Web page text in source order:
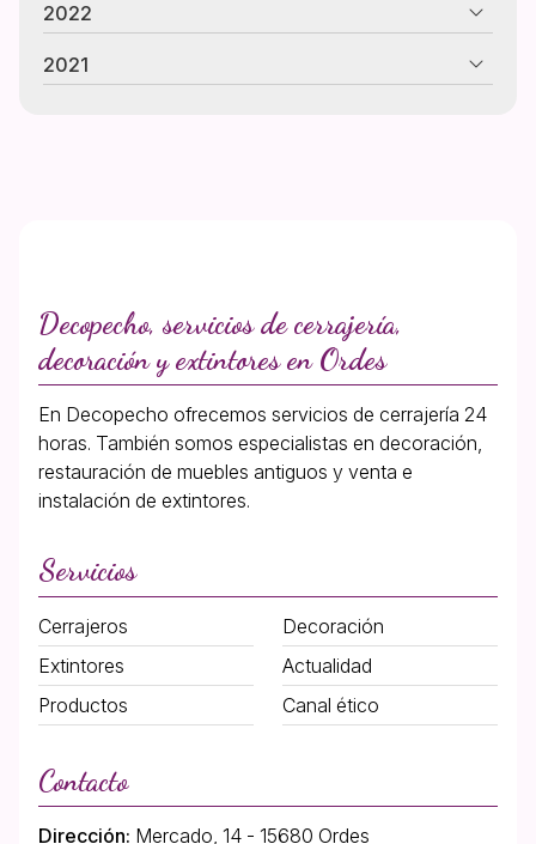
2022
2021
Decopecho, servicios de cerrajería,
decoración y extintores en Ordes
En Decopecho ofrecemos servicios de cerrajería 24
horas. También somos especialistas en decoración,
restauración de muebles antiguos y venta e
instalación de extintores.
Servicios
Cerrajeros
Decoración
Extintores
Actualidad
Productos
Canal ético
Contacto
Dirección: Mercado, 14 - 15680 Ordes